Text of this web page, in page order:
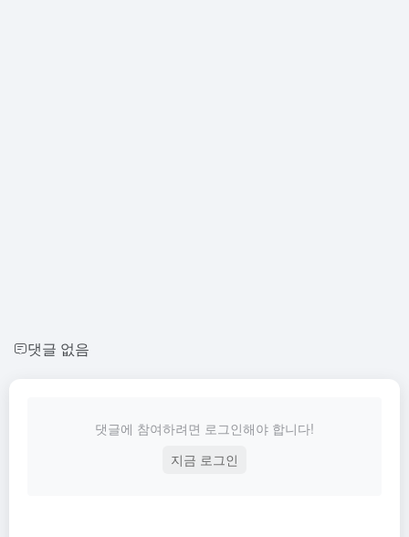
댓글 없음
댓글에 참여하려면 로그인해야 합니다!
지금 로그인